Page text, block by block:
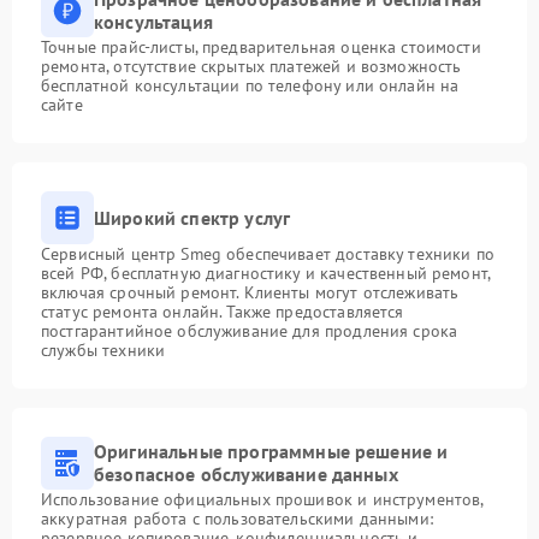
консультация
Точные прайс-листы, предварительная оценка стоимости
ремонта, отсутствие скрытых платежей и возможность
бесплатной консультации по телефону или онлайн на
сайте
Широкий спектр услуг
Сервисный центр Smeg обеспечивает доставку техники по
всей РФ, бесплатную диагностику и качественный ремонт,
включая срочный ремонт. Клиенты могут отслеживать
статус ремонта онлайн. Также предоставляется
постгарантийное обслуживание для продления срока
службы техники
Оригинальные программные решение и
безопасное обслуживание данных
Использование официальных прошивок и инструментов,
аккуратная работа с пользовательскими данными: